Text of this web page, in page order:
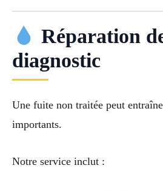
Réparation
diagnostic
Une fuite non traitée peut
importants.
Notre service inclut :